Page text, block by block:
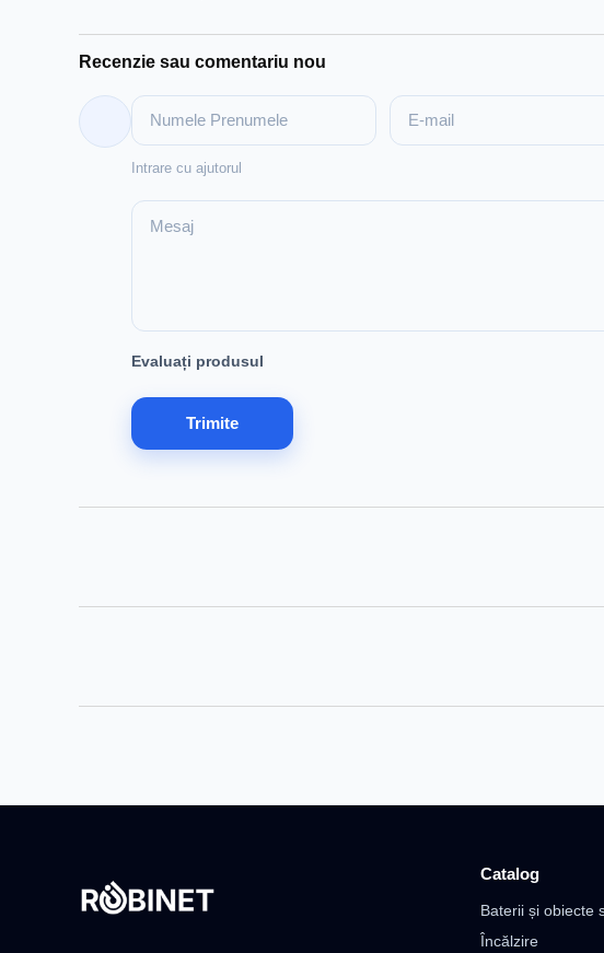
Recenzie sau comentariu nou
Intrare cu ajutorul
Evaluați produsul
Trimite
Catalog
Baterii și obiecte
Încălzire